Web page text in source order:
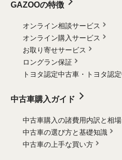
GAZOOの特徴
オンライン相談サービス
オンライン購入サービス
お取り寄せサービス
ロングラン保証
トヨタ認定中古車・
トヨタ認
中古車購入ガイド
中古車購入の諸費用内訳と相場
中古車の選び方と基礎知識
中古車の上手な買い方